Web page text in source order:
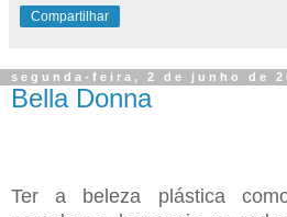
Compartilhar
segunda-feira, 2 de junho de
Bella Donna
Ter a beleza plástica